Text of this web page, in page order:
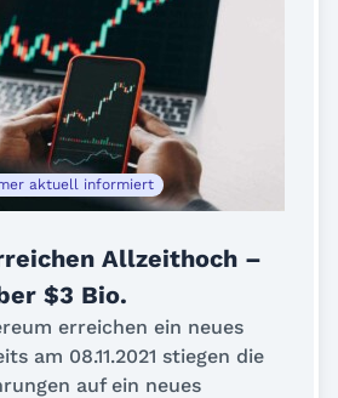
aktuell informiert
Allzeithoch –
$3 Bio.
erreichen ein neues
am 08.11.2021 stiegen die
auf ein neues